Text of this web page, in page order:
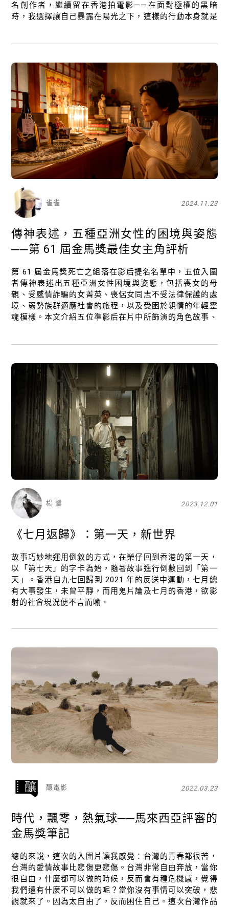
名創作者，繼續留在香港拍電影——在面對極權的黑暗
時，我選擇讓自己暴露在陽光之下，這樣的行動本身就是
雀雀 2024.11.23
傳神表述，五種亞洲女性的困境與姿態
──第 61 屆金馬獎最佳女主角評析
第 61 屆金馬獎死亡之組落在影后提名名單中，五位入圍
者傳神表述出五種亞洲女性困境與姿態，包括喪女的母
親、受感情詐騙的女菁英、喪侶女同志不受法律保護的處
境、弱勢族群適應社會的旅程，以及受困於親情的年輕靈
魂模樣。本文介紹五位準影后在片中所飾演的角色故事、
楊 鷺 2023.12.01
《七月返歸》：第一天，新世界
故事巧妙地運用倒敘的方式，在榮仔回到香港的第一天，
以「第七天」的字卡為始，隨著故事進行倒數回到「第一
天」。香港自九七回歸到 2021 年的反送中運動，七月總
有大事發生，未曾平靜，而用鬼片論及七月的香港，欲影
射的社會現況便不言而喻。
釀電影 2022.03.23
時代，飄零，熱氣球──馬來西亞評審的
金馬獎筆記
總的來說，這次的入圍片讓我感覺：台灣的青春都很苦，
台灣的愛情故事比悲傷更悲傷。台灣非常自由奔放，當你
很自由，什麼都可以做的時候，反而會有種危機感，覺得
我們還有什麼不可以做的呢？當你沒有事情可以突破，悲
觀就來了。因為太自由了，反而困住自己。這次台灣作品
關閉